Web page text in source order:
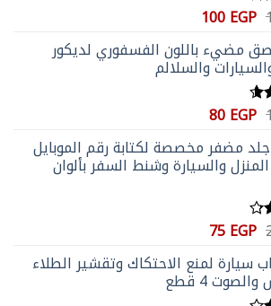
السعر
هو:
173 EGP.
100EGP السعر
هو:
100 EGP.
مضيء باللون الفسفوري لديكور
والسلالم
السعر
هو:
173 EGP.
80EGP السعر
هو:
80 EGP.
مضفر مخصصة لكتابة رقم الموبايل
والسيارة وشنط السفر بألوان
السعر
هو:
200 EGP.
75EGP السعر
هو:
75 EGP.
سيارة لمنع الاحتكاك وتقشير الطلاء
4 قطع